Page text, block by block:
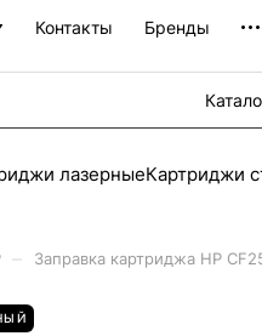
Контакты Бренды
лазерныеКартриджи
Заправка картриджа HP